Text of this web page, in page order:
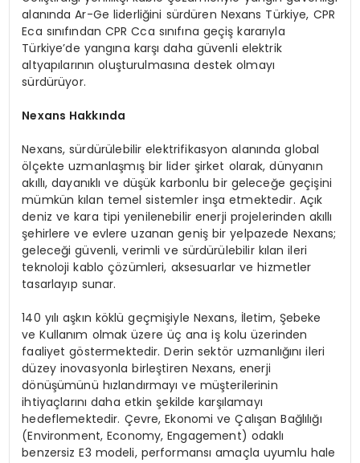
alanında Ar-Ge liderliğini sürdüren Nexans Türkiye, CPR
Eca sınıfından CPR Cca sınıfına geçiş kararıyla
Türkiye’de yangına karşı daha güvenli elektrik
altyapılarının oluşturulmasına destek olmayı
sürdürüyor.
Nexans Hakkında
Nexans, sürdürülebilir elektrifikasyon alanında global
ölçekte uzmanlaşmış bir lider şirket olarak, dünyanın
akıllı, dayanıklı ve düşük karbonlu bir geleceğe geçişini
mümkün kılan temel sistemler inşa etmektedir. Açık
deniz ve kara tipi yenilenebilir enerji projelerinden akıllı
şehirlere ve evlere uzanan geniş bir yelpazede Nexans;
geleceği güvenli, verimli ve sürdürülebilir kılan ileri
teknoloji kablo çözümleri, aksesuarlar ve hizmetler
tasarlayıp sunar.
140 yılı aşkın köklü geçmişiyle Nexans, İletim, Şebeke
ve Kullanım olmak üzere üç ana iş kolu üzerinden
faaliyet göstermektedir. Derin sektör uzmanlığını ileri
düzey inovasyonla birleştiren Nexans, enerji
dönüşümünü hızlandırmayı ve müşterilerinin
ihtiyaçlarını daha etkin şekilde karşılamayı
hedeflemektedir. Çevre, Ekonomi ve Çalışan Bağlılığı
(Environment, Economy, Engagement) odaklı
benzersiz E3 modeli, performansı amaçla uyumlu hale